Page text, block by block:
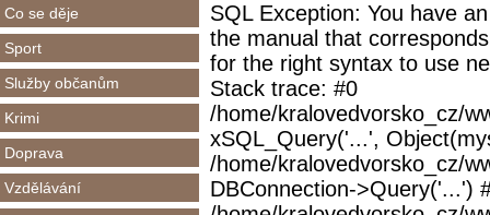
Co se děje
Sport
Služby občanům
Krimi
Doprava
Vzdělávání
SQL Exception: You have
the manual that
for the right syntax to use
Stack trace: #0
/home/kralovedvorsko_cz/
xSQL_Query('...',
/home/kralovedvorsko_cz/
DBConnection->Query('...')